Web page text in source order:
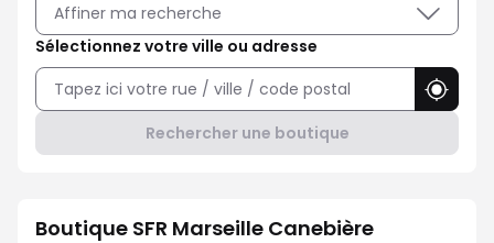
Affiner ma recherche
Sélectionnez votre ville ou adresse
Rechercher une boutique
Boutique SFR Marseille Canebière